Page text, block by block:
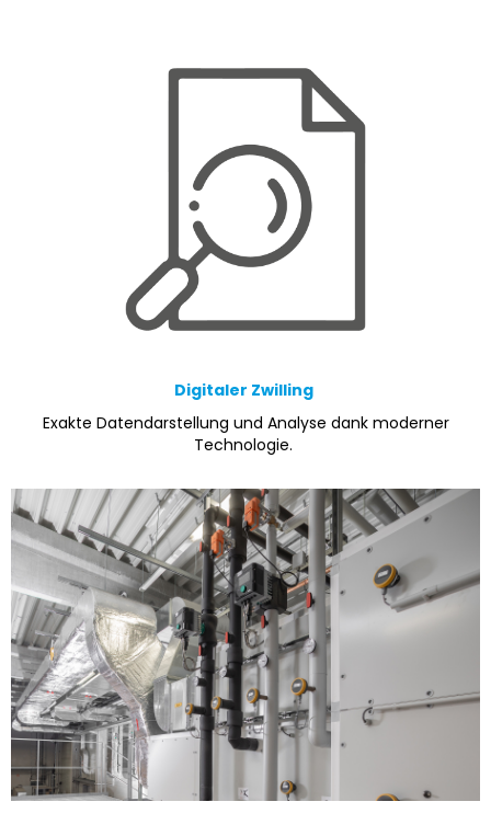
Digitaler Zwilling
Exakte Datendarstellung und Analyse dank moderner
Technologie.